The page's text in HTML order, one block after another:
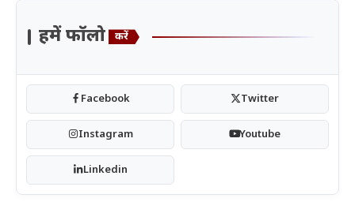
हमें फॉलो करें
Facebook Twitter
Instagram Youtube
Linkedin